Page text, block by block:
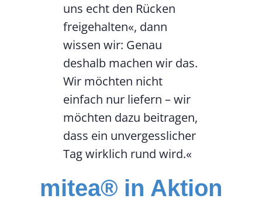
uns echt den Rücken
freigehalten«, dann
wissen wir: Genau
deshalb machen wir das.
Wir möchten nicht
einfach nur liefern – wir
möchten dazu beitragen,
dass ein unvergesslicher
Tag wirklich rund wird.«
mitea® in Aktion